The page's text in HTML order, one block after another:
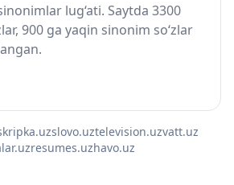
lug‘ati. Saytda 3300
900 ga yaqin sinonim so‘zlar
slovo.uztelevision.uzvatt.uz
resumes.uzhavo.uz